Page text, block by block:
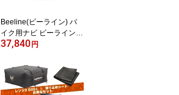
Beeline(ビーライン) バ
イク用ナビ ビーラインモ
ト2 Moto II ナビゲーショ
ーリング BLD3.0_SVR
37,840円